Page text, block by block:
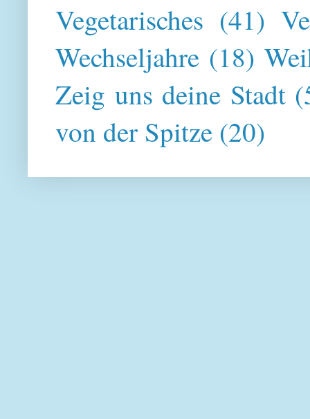
Vegetarisches (41)
Wechseljahre (18)
Zeig uns deine Stadt
von der Spitze (20)